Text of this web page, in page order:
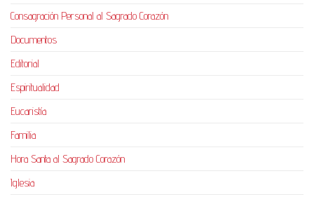
Consagración Personal al Sagrado Corazón
Documentos
Editorial
Espiritualidad
Eucaristía
Familia
Hora Santa al Sagrado Corazón
Iglesia